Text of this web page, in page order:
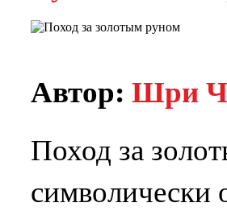
Автор: Шри
Поход за